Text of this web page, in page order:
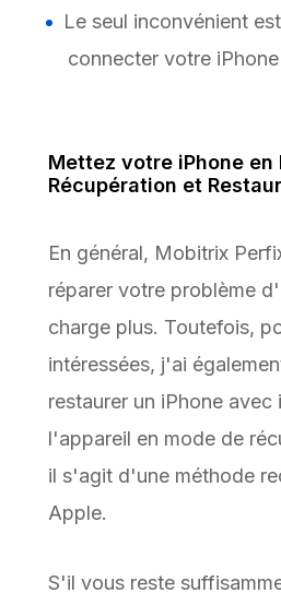
Le seul inconvénient
connecter votre
Mettez votre iPhone en
Récupération et
En général, Mobitrix
réparer votre problème
charge plus. Toutefois,
intéressées, j'ai
restaurer un iPhone avec
l'appareil en mode de
il s'agit d'une méthode
Apple.
S'il vous reste